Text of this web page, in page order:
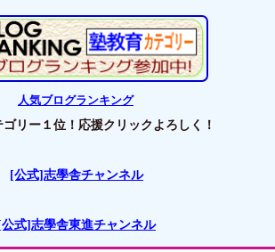
人気ブログランキング
リー１位！応援クリックよろしく！
[公式]志學舎チャンネル
[公式]志學舎東進チャンネル